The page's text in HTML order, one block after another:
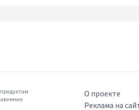
О проекте
Реклама на